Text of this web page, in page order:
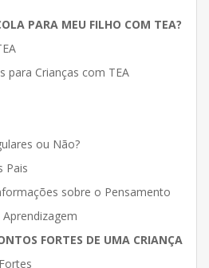
PARA MEU FILHO COM TEA?
para Crianças com TEA
ou Não?
Pais
sobre o Pensamento
FORTES DE UMA CRIANÇA